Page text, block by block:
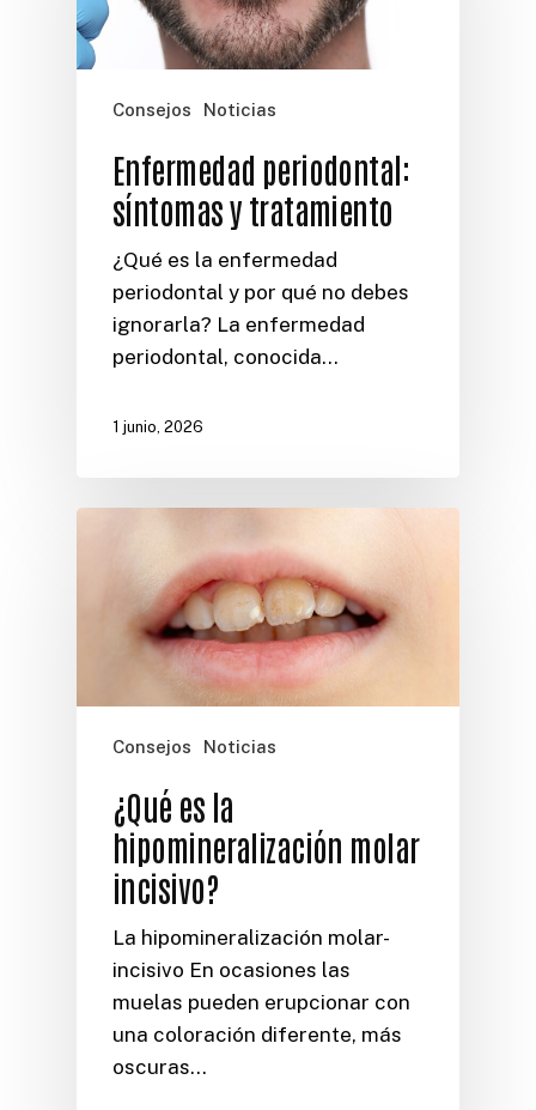
Consejos Noticias
Enfermedad periodontal:
síntomas y tratamiento
¿Qué es la enfermedad
periodontal y por qué no debes
ignorarla? La enfermedad
periodontal, conocida…
1 junio, 2026
Consejos Noticias
¿Qué es la
hipomineralización molar
incisivo?
La hipomineralización molar-
incisivo En ocasiones las
muelas pueden erupcionar con
una coloración diferente, más
oscuras…